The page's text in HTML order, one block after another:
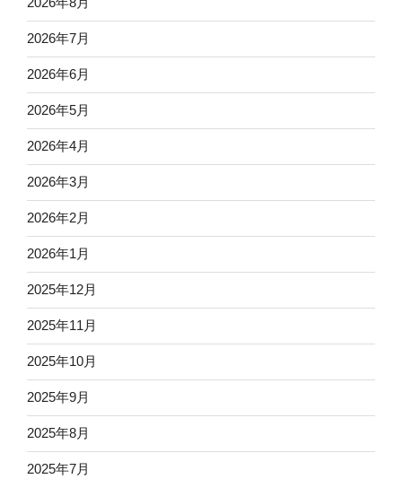
2026年7月
2026年6月
2026年5月
2026年4月
2026年3月
2026年2月
2026年1月
2025年12月
2025年11月
2025年10月
2025年9月
2025年8月
2025年7月